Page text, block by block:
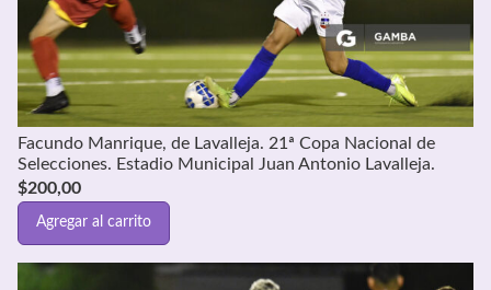
Facundo Manrique, de Lavalleja. 21ª Copa Nacional de
Selecciones. Estadio Municipal Juan Antonio Lavalleja.
$200,00
Agregar al carrito